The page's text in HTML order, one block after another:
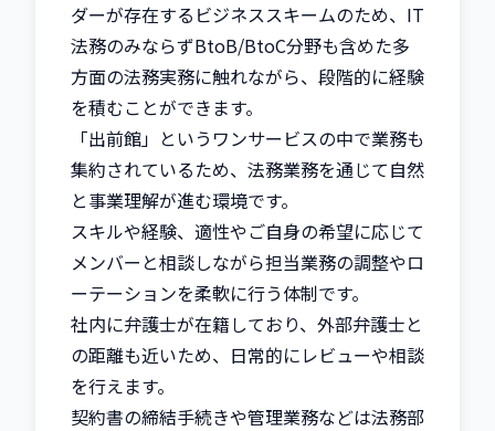
ダーが存在するビジネススキームのため、IT
法務のみならずBtoB/BtoC分野も含めた多
方面の法務実務に触れながら、段階的に経験
を積むことができます。
「出前館」というワンサービスの中で業務も
集約されているため、法務業務を通じて自然
と事業理解が進む環境です。
スキルや経験、適性やご自身の希望に応じて
メンバーと相談しながら担当業務の調整やロ
ーテーションを柔軟に行う体制です。
社内に弁護士が在籍しており、外部弁護士と
の距離も近いため、日常的にレビューや相談
を行えます。
契約書の締結手続きや管理業務などは法務部